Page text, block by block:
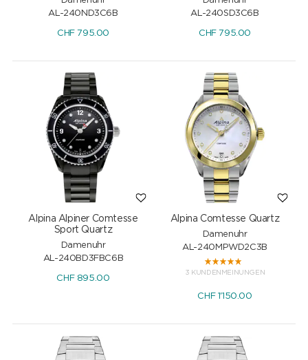
AL-240ND3C6B
CHF795.00
AL-240SD3C6B
CHF795.00
Alpina Alpiner Comtesse
Sport Quartz
Damenuhr
AL-240BD3FBC6B
CHF895.00
Alpina Comtesse Quartz
Damenuhr
AL-240MPWD2C3B
3 KUNDENMEINUNGEN
CHF1'150.00